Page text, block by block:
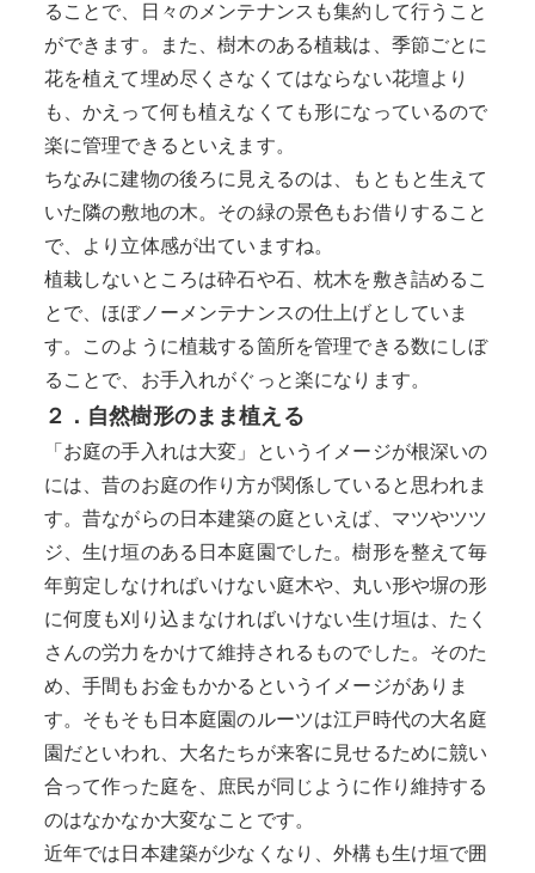
ることで、日々のメンテナンスも集約して行うこと
ができます。また、樹木のある植栽は、季節ごとに
花を植えて埋め尽くさなくてはならない花壇より
も、かえって何も植えなくても形になっているので
楽に管理できるといえます。
ちなみに建物の後ろに見えるのは、もともと生えて
いた隣の敷地の木。その緑の景色もお借りすること
で、より立体感が出ていますね。
植栽しないところは砕石や石、枕木を敷き詰めるこ
とで、ほぼノーメンテナンスの仕上げとしていま
す。このように植栽する箇所を管理できる数にしぼ
ることで、お手入れがぐっと楽になります。
２．自然樹形のまま植える
「お庭の手入れは大変」というイメージが根深いの
には、昔のお庭の作り方が関係していると思われま
す。昔ながらの日本建築の庭といえば、マツやツツ
ジ、生け垣のある日本庭園でした。樹形を整えて毎
年剪定しなければいけない庭木や、丸い形や塀の形
に何度も刈り込まなければいけない生け垣は、たく
さんの労力をかけて維持されるものでした。そのた
め、手間もお金もかかるというイメージがありま
す。そもそも日本庭園のルーツは江戸時代の大名庭
園だといわれ、大名たちが来客に見せるために競い
合って作った庭を、庶民が同じように作り維持する
のはなかなか大変なことです。
近年では日本建築が少なくなり、外構も生け垣で囲